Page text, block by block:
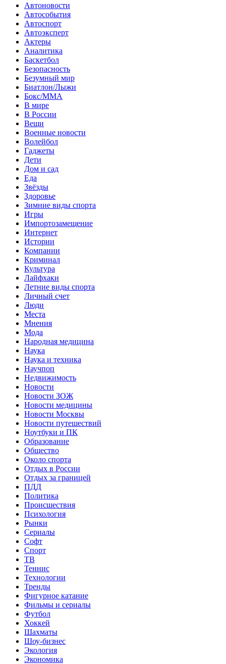
Автоновости
Автособытия
Автоспорт
Автоэксперт
Актеры
Аналитика
Баскетбол
Безопасность
Безумный мир
Биатлон/Лыжи
Бокс/MMA
В мире
В России
Вещи
Военные новости
Волейбол
Гаджеты
Дети
Дом и сад
Еда
Звёзды
Здоровье
Зимние виды спорта
Игры
Импортозамещение
Интернет
Истории
Компании
Криминал
Культура
Лайфхаки
Летние виды спорта
Личный счет
Люди
Места
Мнения
Мода
Народная медицина
Наука
Наука и техника
Научпоп
Недвижимость
Новости
Новости ЗОЖ
Новости медицины
Новости Москвы
Новости путешествий
Ноутбуки и ПК
Образование
Общество
Около спорта
Отдых в России
Отдых за границей
ПДД
Политика
Происшествия
Психология
Рынки
Сериалы
Софт
Спорт
ТВ
Теннис
Технологии
Тренды
Фигурное катание
Фильмы и сериалы
Футбол
Хоккей
Шахматы
Шоу-бизнес
Экология
Экономика